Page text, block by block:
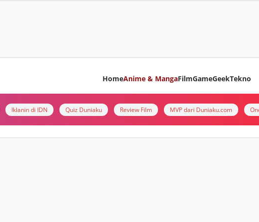
HomeAnime & MangaFilmGameGeekTekno
Iklanin di IDN Quiz Duniaku Review Film MVP dari Duniaku.com